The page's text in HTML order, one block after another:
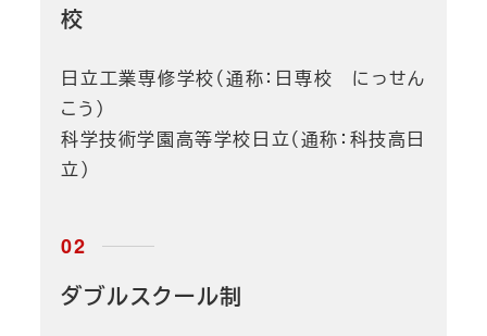
校
日立工業専修学校（通称：日専校 にっせん
こう）
科学技術学園高等学校日立（通称：科技高日
立）
ダブルスクール制